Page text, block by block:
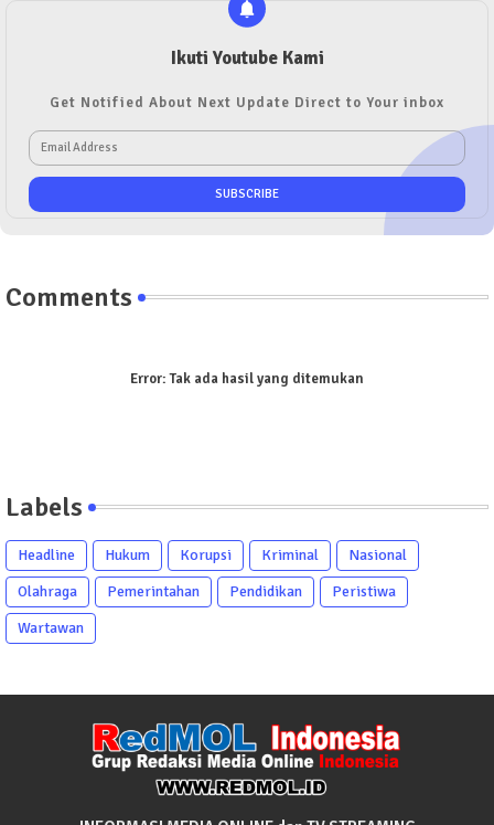
Ikuti Youtube Kami
Get Notified About Next Update Direct to Your inbox
Comments
Error:Tak ada hasil yang ditemukan
Labels
Headline Hukum Korupsi Kriminal
Nasional
Olahraga
Pemerintahan Pendidikan
Peristiwa
Wartawan